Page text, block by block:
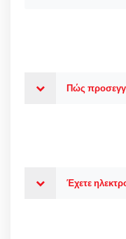
Πώς
Έχετε